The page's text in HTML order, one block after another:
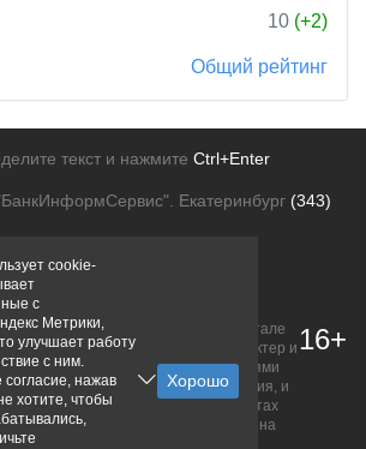
10 (+2)
Общий рейтинг
текст и нажмите Ctrl+Enter
Екатеринбург (343)
конфиденциальности
Для рекламодателей
банков, размещенная на портале
ознакомительный характер и
офертой, определяемой положениями
точного и полного описания, и
условия уточняйте на сайтах
обращении. Исключительное право на
их правообладателям.
16+
cookie-
с
Метрики,
улучшает работу
с ним.
нажав
хотите, чтобы